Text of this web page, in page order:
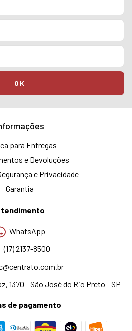
para Entregas
e Devoluções
e Privacidade
Garantia
WhatsApp
(17) 2137-8500
1370 - São José do Rio Preto - SP
de pagamento